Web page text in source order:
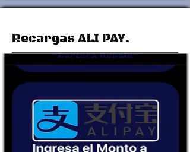
Recargas ALI PAY.